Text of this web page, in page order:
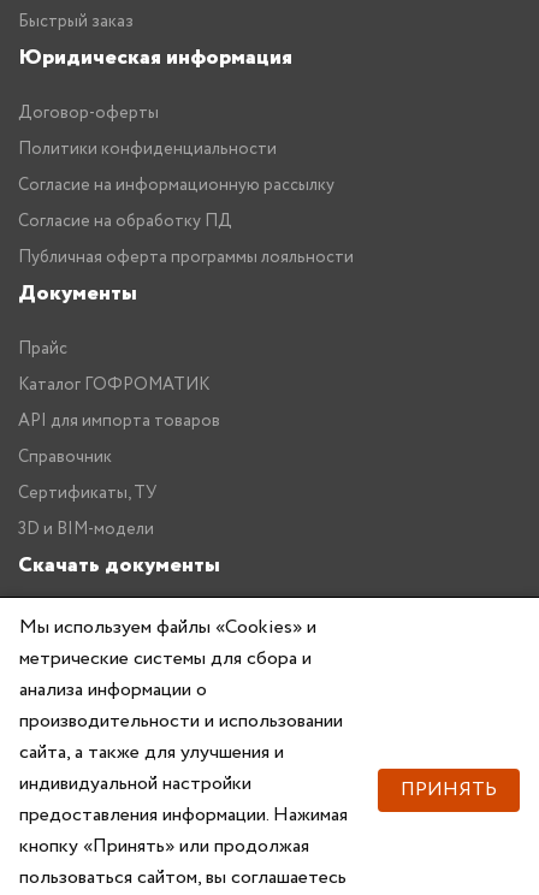
Быстрый заказ
Юридическая информация
Договор-оферты
Политики конфиденциальности
Согласие на информационную рассылку
Согласие на обработку ПД
Публичная оферта программы лояльности
Документы
Прайс
Каталог ГОФРОМАТИК
API для импорта товаров
Справочник
Сертификаты, ТУ
3D и BIM-модели
Скачать документы
Прайс
Каталог ГОФРОМАТИК
Copyright © 2026 — ZKABEL.RU Все права защищены
Мы используем файлы «Cookies» и
метрические системы для сбора и
анализа информации о
производительности и использовании
сайта, а также для улучшения и
индивидуальной настройки
предоставления информации. Нажимая
кнопку «Принять» или продолжая
пользоваться сайтом, вы соглашаетесь
ПРИНЯТЬ